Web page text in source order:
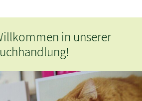
Herzlich